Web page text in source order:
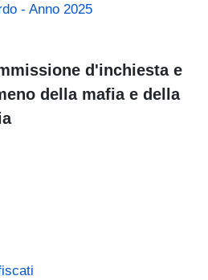
- Anno 2025
d'inchiesta e
della mafia e della